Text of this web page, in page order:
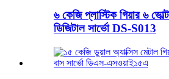
৬ কেজি প্লাস্টিক গিয়ার ৬
ডিজিটাল সার্ভো DS-S013